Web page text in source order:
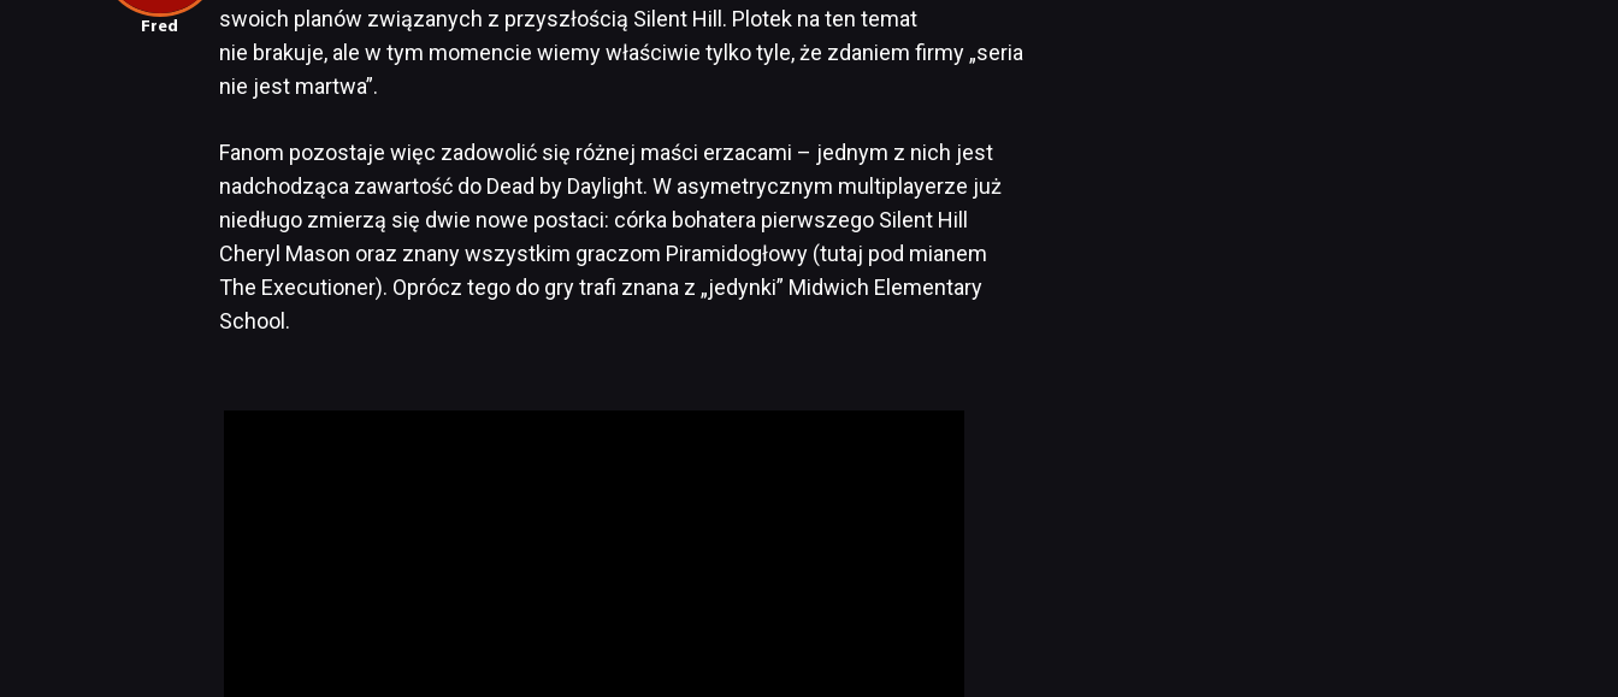
Fred
swoich planów związanych z przyszłością Silent Hill. Plotek na ten temat
nie brakuje, ale w tym momencie wiemy właściwie tylko tyle, że zdaniem firmy „seria
nie jest martwa”.
Fanom pozostaje więc zadowolić się różnej maści erzacami – jednym z nich jest
nadchodząca zawartość do Dead by Daylight. W asymetrycznym multiplayerze już
niedługo zmierzą się dwie nowe postaci: córka bohatera pierwszego Silent Hill
Cheryl Mason oraz znany wszystkim graczom Piramidogłowy (tutaj pod mianem
The Executioner). Oprócz tego do gry trafi znana z „jedynki” Midwich Elementary
School.